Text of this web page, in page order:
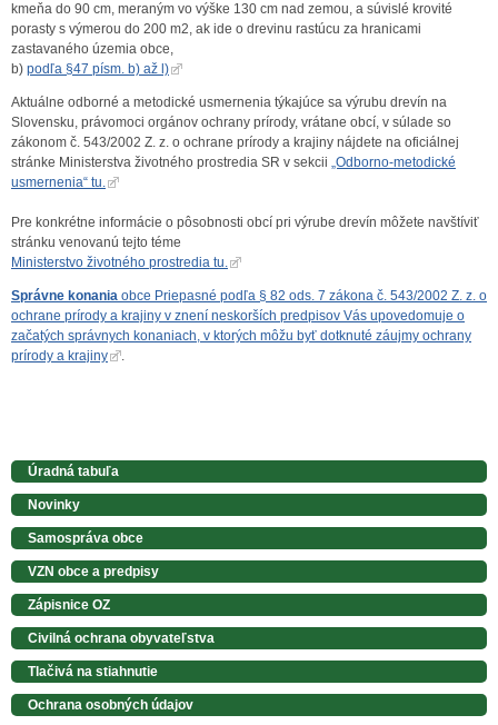
kmeňa do 90 cm, meraným vo výške 130 cm nad zemou, a súvislé krovité
porasty s výmerou do 200 m2, ak ide o drevinu rastúcu za hranicami
zastavaného územia obce,
b) podľa §47 písm. b) až l)
Aktuálne odborné a metodické usmernenia týkajúce sa výrubu drevín na
Slovensku, právomoci orgánov ochrany prírody, vrátane obcí, v súlade so
zákonom č. 543/2002 Z. z. o ochrane prírody a krajiny nájdete na oficiálnej
stránke Ministerstva životného prostredia SR v sekcii „Odborno-metodické
usmernenia“ tu.
Pre konkrétne informácie o pôsobnosti obcí pri výrube drevín môžete navštíviť
stránku venovanú tejto téme
Ministerstvo životného prostredia tu.
Správne konania obce Priepasné podľa § 82 ods. 7 zákona č. 543/2002 Z. z. o
ochrane prírody a krajiny v znení neskorších predpisov Vás upovedomuje o
začatých správnych konaniach, v ktorých môžu byť dotknuté záujmy ochrany
prírody a krajiny
.
Úradná tabuľa
Novinky
Samospráva obce
VZN obce a predpisy
Zápisnice OZ
Civilná ochrana obyvateľstva
Tlačivá na stiahnutie
Ochrana osobných údajov